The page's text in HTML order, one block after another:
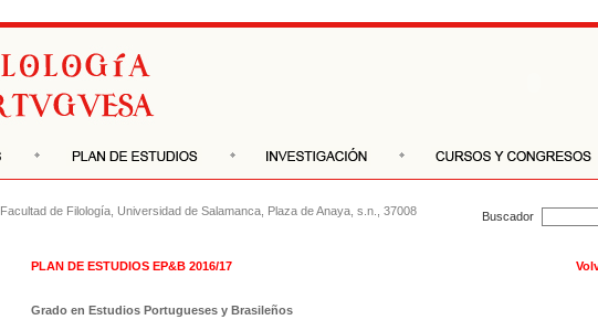
Facultad de Filología Universidad de Salamanca , Plaza de Anaya, s.n., 37008
Buscador
PLAN DE ESTUDIOS EP&B 2016/17
Grado en Estudios Portugueses y Brasileños